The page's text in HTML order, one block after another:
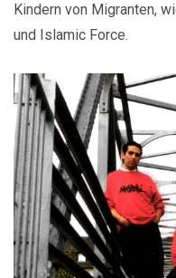
Kindern von Migranten,
und Islamic Force.